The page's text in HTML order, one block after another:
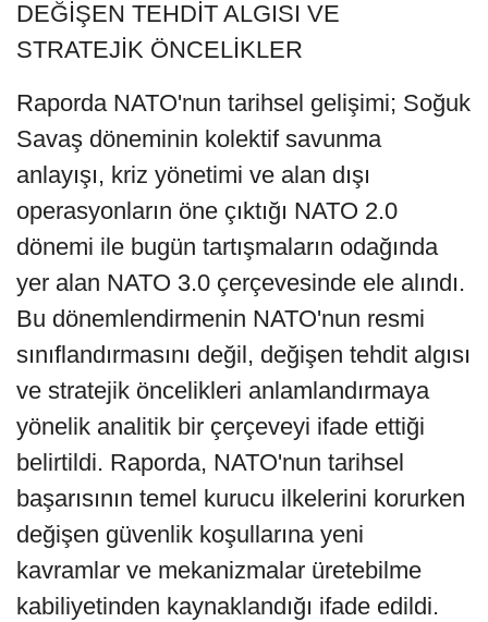
DEĞİŞEN TEHDİT ALGISI VE
STRATEJİK ÖNCELİKLER
Raporda NATO'nun tarihsel gelişimi; Soğuk
Savaş döneminin kolektif savunma
anlayışı, kriz yönetimi ve alan dışı
operasyonların öne çıktığı NATO 2.0
dönemi ile bugün tartışmaların odağında
yer alan NATO 3.0 çerçevesinde ele alındı.
Bu dönemlendirmenin NATO'nun resmi
sınıflandırmasını değil, değişen tehdit algısı
ve stratejik öncelikleri anlamlandırmaya
yönelik analitik bir çerçeveyi ifade ettiği
belirtildi. Raporda, NATO'nun tarihsel
başarısının temel kurucu ilkelerini korurken
değişen güvenlik koşullarına yeni
kavramlar ve mekanizmalar üretebilme
kabiliyetinden kaynaklandığı ifade edildi.